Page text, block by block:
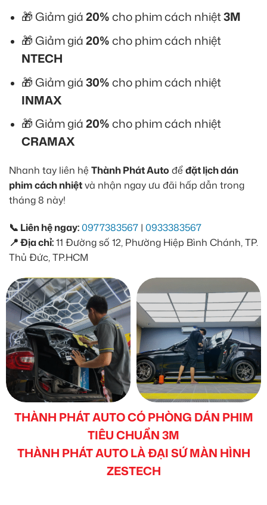
🎁 Giảm giá20%cho phim cách nhiệt3M
🎁 Giảm giá20%cho phim cách nhiệt
NTECH
🎁 Giảm giá30%cho phim cách nhiệt
INMAX
🎁 Giảm giá20%cho phim cách nhiệt
CRAMAX
Nhanh tay liên hệ Thành Phát Auto đểđặt lịch dán
phim cách nhiệtvà nhận ngay ưu đãi hấp dẫn trong
tháng 8 này!
📞 Liên hệ ngay:0977383567 | 0933383567
📍 Địa chỉ:11 Đường số 12, Phường Hiệp Bình Chánh, TP.
Thủ Đức, TP.HCM
THÀNH PHÁT AUTO CÓ PHÒNG DÁN PHIM
TIÊU CHUẨN 3M
THÀNH PHÁT AUTO LÀ ĐẠI SỨ MÀN HÌNH
ZESTECH